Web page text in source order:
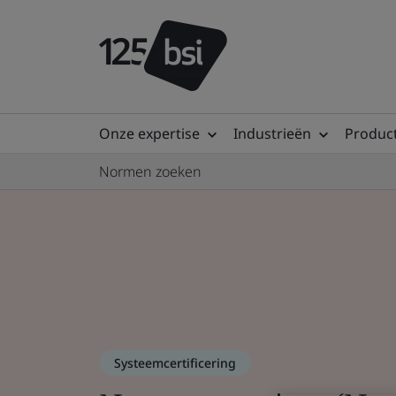
Onze expertise Industrieën
Normen zoeken
Systeemcertificering